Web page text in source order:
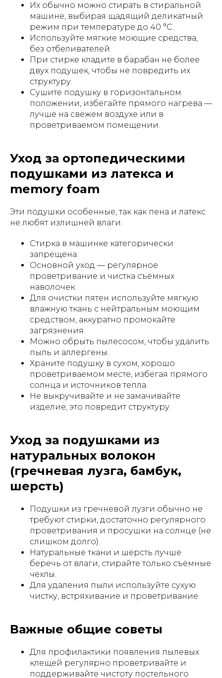
Их обычно можно стирать в стиральной
машине, выбирая щадящий деликатный
режим при температуре до 40 °C.
Используйте мягкие моющие средства,
без отбеливателей.
При стирке кладите в барабан не более
двух подушек, чтобы не повредить их
структуру.
Сушите подушку в горизонтальном
положении, избегайте прямого нагрева —
лучше на свежем воздухе или в
проветриваемом помещении.
Уход за ортопедическими
подушками из латекса и
memory foam
Эти подушки особенные, так как пена и латекс
не любят излишней влаги.
Стирка в машинке категорически
запрещена.
Основной уход — регулярное
проветривание и чистка съёмных
наволочек.
Для очистки пятен используйте мягкую
влажную ткань с нейтральным моющим
средством, аккуратно промокайте
загрязнения.
Можно обрыть пылесосом, чтобы удалить
пыль и аллергены.
Храните подушку в сухом, хорошо
проветриваемом месте, избегая прямого
солнца и источников тепла.
Не выкручивайте и не замачивайте
изделие, это повредит структуру.
Уход за подушками из
натуральных волокон
(гречневая лузга, бамбук,
шерсть)
Подушки из гречневой лузги обычно не
требуют стирки, достаточно регулярного
проветривания и просушки на солнце (не
слишком долго).
Натуральные ткани и шерсть лучше
беречь от влаги, стирайте только съёмные
чехлы.
Для удаления пыли используйте сухую
чистку, встряхивание и проветривание.
Важные общие советы
Для профилактики появления пылевых
клещей регулярно проветривайте и
поддерживайте чистоту постельного